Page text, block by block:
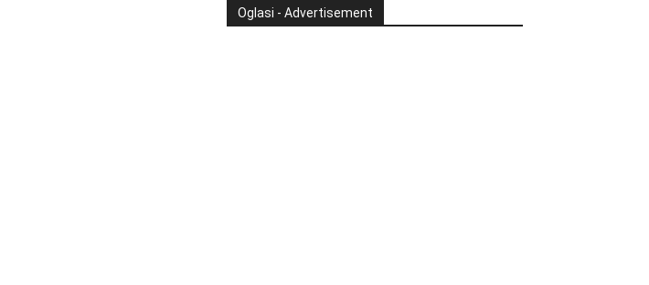
Oglasi - Advertisement